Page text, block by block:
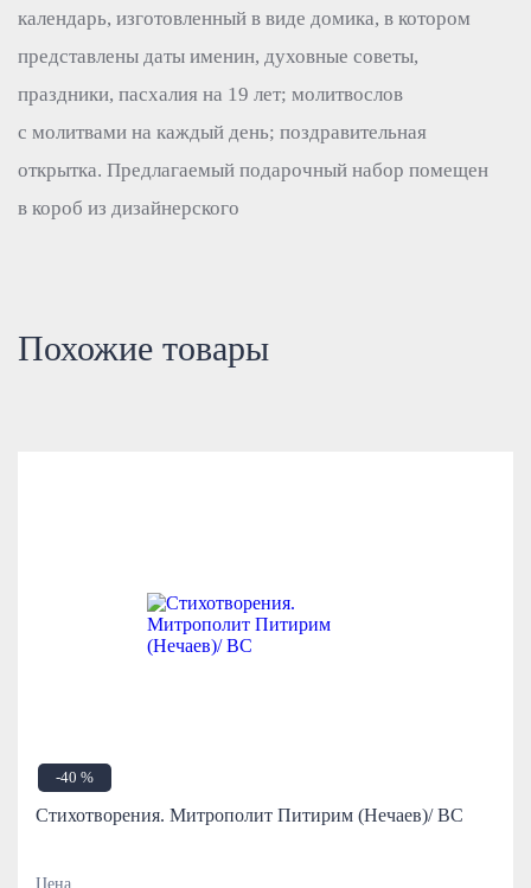
календарь, изготовленный в виде домика, в котором
представлены даты именин, духовные советы,
праздники, пасхалия на 19 лет; молитвослов
с молитвами на каждый день; поздравительная
открытка. Предлагаемый подарочный набор помещен
в короб из дизайнерского
Похожие товары
-40 %
Стихотворения. Митрополит Питирим (Нечаев)/ ВС
Цена